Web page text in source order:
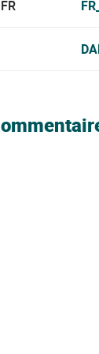
FR